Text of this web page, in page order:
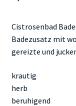
Cistrosenbad
Badezusatz mit
gereizte und
krautig
herb
beruhigend